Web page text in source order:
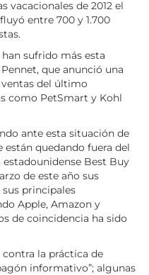
vacacionales de 2012 el
entre 700 y 1.700
sufrido más esta
que anunció una
ventas del último
como PetSmart y Kohl
ante esta situación de
están quedando fuera del
estadounidense Best Buy
de este año sus
principales
Apple, Amazon y
de coincidencia ha sido
la práctica de
informativo”; algunas